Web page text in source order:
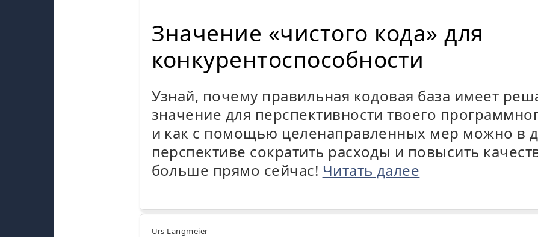
Значение «чистого кода» для
конкурентоспособности
Узнай, почему правильная кодовая база имеет
значение для перспективности твоего
и как с помощью целенаправленных мер можно в
перспективе сократить расходы и повысить
больше прямо сейчас! Читать далее
Urs Langmeier